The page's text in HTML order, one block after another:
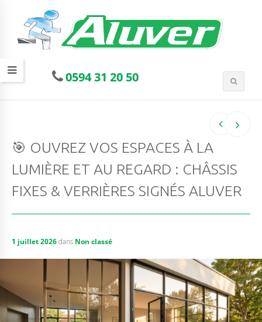
0594 31 20 50
🎯 OUVREZ VOS ESPACES À LA
LUMIÈRE ET AU REGARD : CHÂSSIS
FIXES & VERRIÈRES SIGNÉS ALUVER
1 juillet 2026dans Non classé